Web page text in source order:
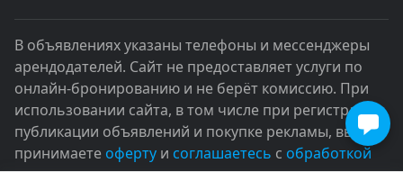
В объявлениях указаны телефоны и мессенджеры
арендодателей. Сайт не предоставляет услуги по
онлайн-бронированию и не берёт комиссию. При
использовании сайта, в том числе при регистрации,
публикации объявлений и покупке рекламы, вы
принимаете оферту и соглашаетесь с обработкой